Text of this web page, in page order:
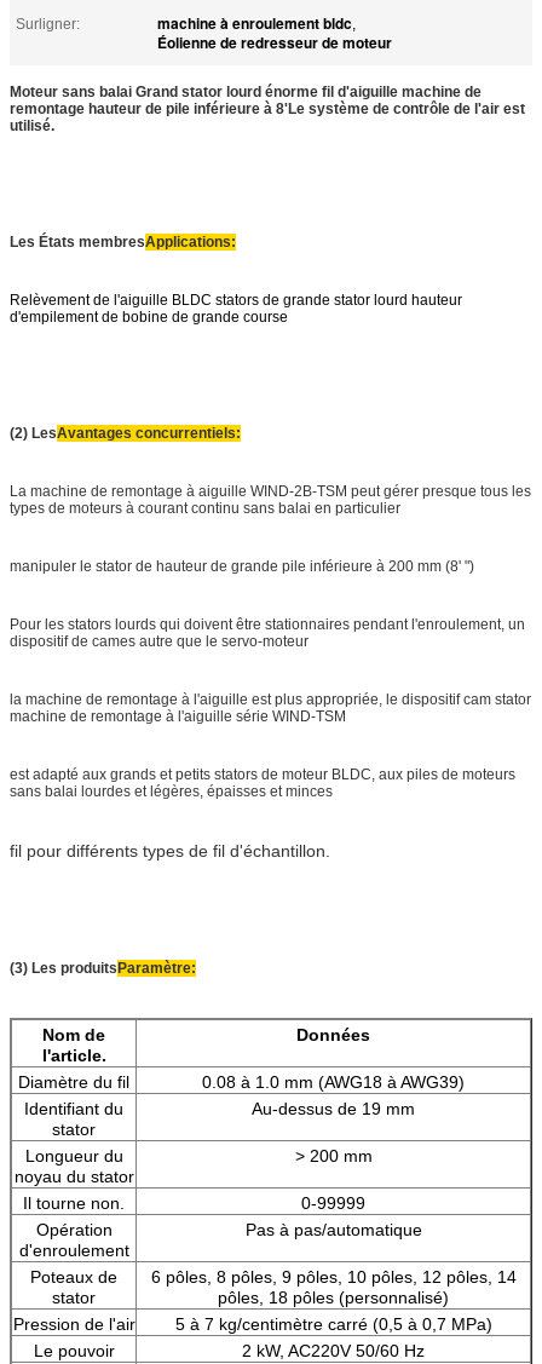
Surligner: machine à enroulement bldc,
Éolienne de redresseur de moteur
Moteur sans balai Grand stator lourd énorme fil d'aiguille machine de
remontage hauteur de pile inférieure à 8'Le système de contrôle de l'air est
utilisé.
Les États membresApplications:
Relèvement de l'aiguille BLDC stators de grande stator lourd hauteur
d'empilement de bobine de grande course
(2) LesAvantages concurrentiels:
La machine de remontage à aiguille WIND-2B-TSM peut gérer presque tous les
types de moteurs à courant continu sans balai en particulier
manipuler le stator de hauteur de grande pile inférieure à 200 mm (8' ")
Pour les stators lourds qui doivent être stationnaires pendant l'enroulement, un
dispositif de cames autre que le servo-moteur
la machine de remontage à l'aiguille est plus appropriée, le dispositif cam stator
machine de remontage à l'aiguille série WIND-TSM
est adapté aux grands et petits stators de moteur BLDC, aux piles de moteurs
sans balai lourdes et légères, épaisses et minces
fil pour différents types de fil d'échantillon.
(3) Les produitsParamètre:
Nom de
l'article.
Données
Diamètre du fil
0.08 à 1.0 mm (AWG18 à AWG39)
Identifiant du
stator
Au-dessus de 19 mm
Longueur du
noyau du stator
> 200 mm
Il tourne non.
0-99999
Opération
d'enroulement
Pas à pas/automatique
Poteaux de
stator
6 pôles, 8 pôles, 9 pôles, 10 pôles, 12 pôles, 14
pôles, 18 pôles (personnalisé)
Pression de l'air
5 à 7 kg/centimètre carré (0,5 à 0,7 MPa)
Le pouvoir
2 kW, AC220V 50/60 Hz